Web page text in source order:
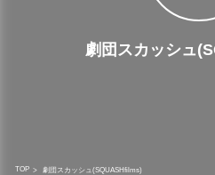
劇団スカッシュ
TOP > 劇団スカッシュ(SQUASHfilms)